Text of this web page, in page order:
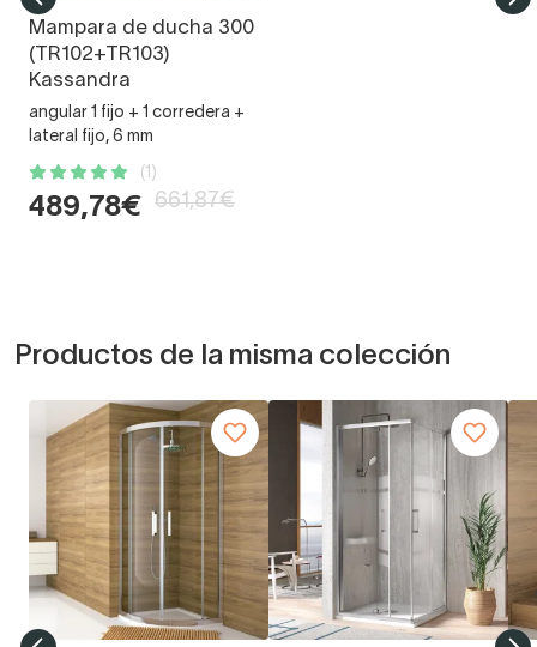
Mampara de ducha 300
(TR102+TR103)
Kassandra
angular 1 fijo + 1 corredera +
lateral fijo, 6 mm
(1)
489,78€ 661,87€
Productos de la misma colección